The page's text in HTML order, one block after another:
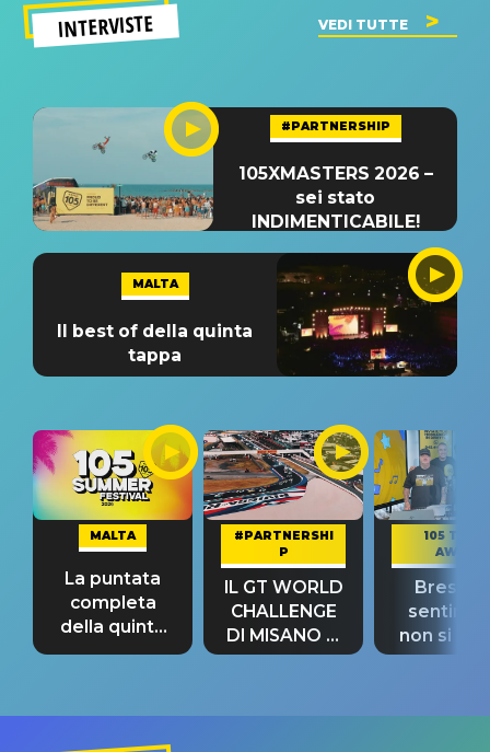
INTERVISTE VEDI TUTTE
#PARTNERSHIP
105XMASTERS 2026 –
sei stato
INDIMENTICABILE!
MALTA
Il best of della quinta
tappa
MALTA
La puntata
completa
della quinta
tappa
#PARTNERSHI
P
IL GT WORLD
CHALLENGE
DI MISANO si
riconferma
105 TAKE
AWAY
Bresh:
non si
fino alla